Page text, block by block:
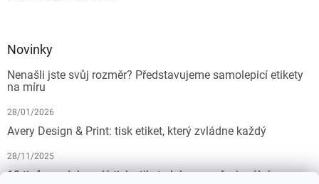
Novinky
Nenašli jste svůj rozměr? Představujeme samolepicí etikety
na míru
28/01/2026
Avery Design & Print: tisk etiket, který zvládne každý
28/11/2025
10 tipů pro dokonalý tisk etiket: Jak na profesionální